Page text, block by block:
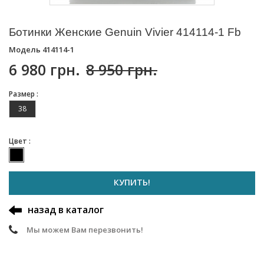
Ботинки Женские Genuin Vivier 414114-1 Fb
Модель 414114-1
6 980 грн. 8 950 грн.
Размер :
38
Цвет :
КУПИТЬ!
назад в каталог
Мы можем Вам перезвонить!